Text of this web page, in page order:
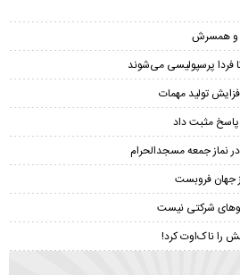
و همسرش
فردا پرسپولیسی می‌شوند
تولید مهمات
پاسخ مثبت داد
نماز جمعه مسجدالحرام
جهان فروبست
شرکتی نیست